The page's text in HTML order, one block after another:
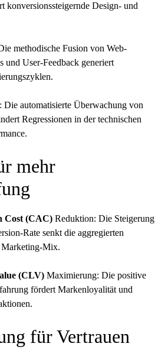
konversionssteigernde Design- und
methodische Fusion von Web-
und User-Feedback generiert
: Die automatisierte Überwachung von
Regressionen in der technischen
mehr
Cost (CAC) Reduktion: Die Steigerung
Rate senkt die aggregierten
Mix.
(CLV) Maximierung: Die positive
fördert Markenloyalität und
für Vertrauen